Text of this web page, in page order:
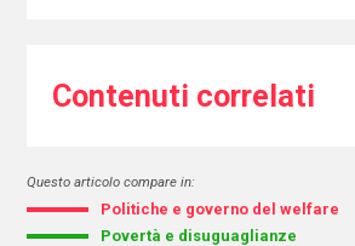
Contenuti correlati
Questo articolo compare in:
Politiche e governo del welfare
Povertà e disuguaglianze